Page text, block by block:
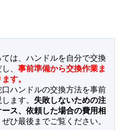
は、ハンドルを自分で交換
、 事前準備から交換作業ま
す。
ハンドルの交換方法を事前
ます。 失敗しないための注
ス、依頼した場合の費用相
ひ最後までご覧ください。